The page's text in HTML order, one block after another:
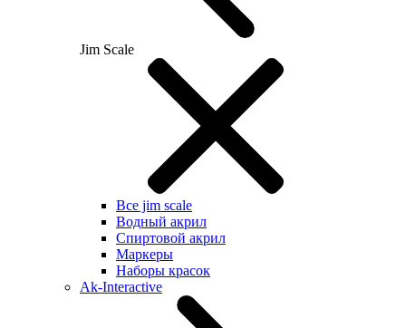
Jim Scale
Все jim scale
Водный акрил
Спиртовой акрил
Маркеры
Наборы красок
Ak-Interactive